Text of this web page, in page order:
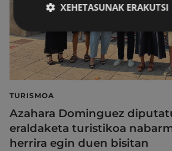
TURISMOA
Azahara Dominguez
eraldaketa turistikoa
herrira egin duen bisitan
XEHETASUNAK ERAKUTSI